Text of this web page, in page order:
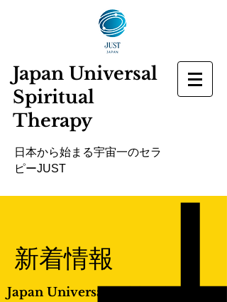
Japan Universal
Spiritual
Therapy
​日本から始まる宇宙一のセラ
ピーJUST
​新着情報
Japan Universal Spiritual